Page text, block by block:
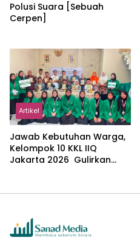
Polusi Suara [Sebuah
Cerpen]
Artikel
Jawab Kebutuhan Warga,
Kelompok 10 KKL IIQ
Jakarta 2026 Gulirkan